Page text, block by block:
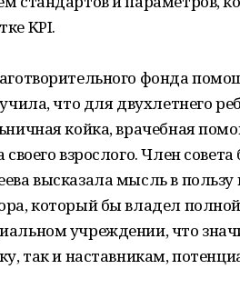
KPI.
фонда
что для двухлетнего
койка, врачебная
взрослого. Член
высказала мысль в пользу
который бы владел
учреждении, что
так и наставникам,